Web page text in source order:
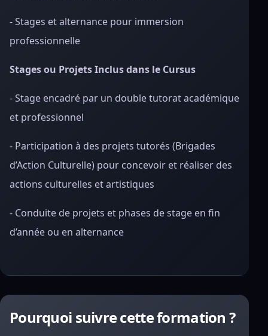
- Stages et alternance pour immersion
professionnelle
Stages ou Projets Inclus dans le Cursus
- Stage encadré par un double tutorat académique
et professionnel
- Participation à des projets tutorés (Brigades
d’Action Culturelle) pour concevoir et réaliser des
actions culturelles et artistiques
- Conduite de projets et phases de stage en fin
d’année ou en alternance
Pourquoi suivre cette formation ?